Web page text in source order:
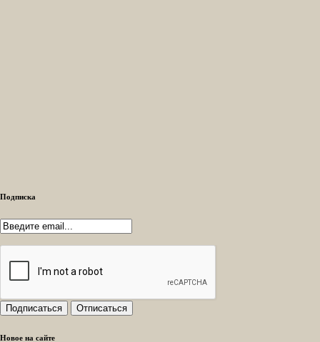
Подписка
Новое на сайте